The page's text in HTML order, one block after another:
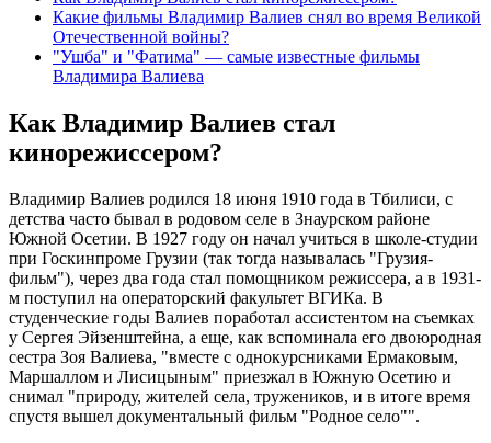
Какие фильмы Владимир Валиев снял во время Великой
Отечественной войны?
"Ушба" и "Фатима" — самые известные фильмы
Владимира Валиева
Как Владимир Валиев стал
кинорежиссером?
Владимир Валиев родился 18 июня 1910 года в Тбилиси, с
детства часто бывал в родовом селе в Знаурском районе
Южной Осетии. В 1927 году он начал учиться в школе-студии
при Госкинпроме Грузии (так тогда называлась "Грузия-
фильм"), через два года стал помощником режиссера, а в 1931-
м поступил на операторский факультет ВГИКа. В
студенческие годы Валиев поработал ассистентом на съемках
у Сергея Эйзенштейна, а еще, как вспоминала его двоюродная
сестра Зоя Валиева, "вместе с однокурсниками Ермаковым,
Маршаллом и Лисицыным" приезжал в Южную Осетию и
снимал "природу, жителей села, тружеников, и в итоге время
спустя вышел документальный фильм "Родное село"".